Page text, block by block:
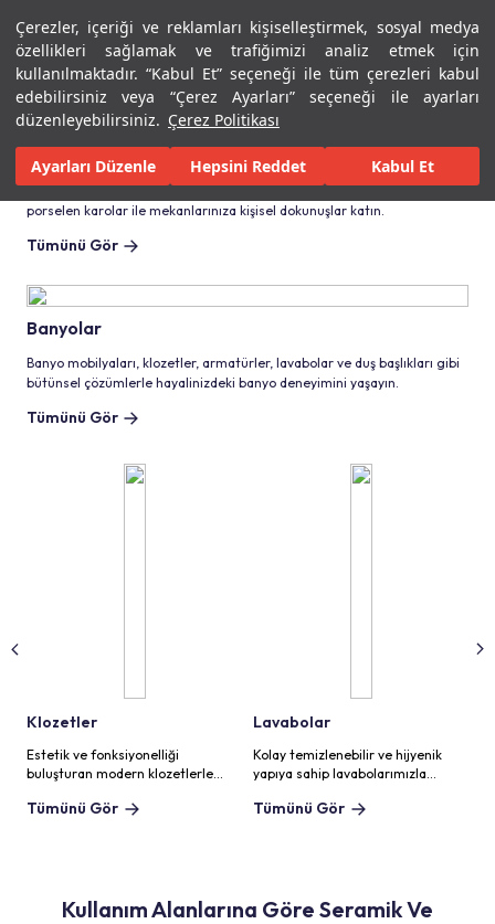
Çerezler, içeriği ve reklamları kişiselleştirmek, sosyal medya
özellikleri sağlamak ve trafiğimizi analiz etmek için
kullanılmaktadır. “Kabul Et” seçeneği ile tüm çerezleri kabul
edebilirsiniz veya “Çerez Ayarları” seçeneği ile ayarları
düzenleyebilirsiniz. Çerez Politikası
Ayarları Düzenle Hepsini Reddet Kabul Et
Menü Menü
1 2 3 4 5 7
Seramik ve Porselen Karolar
Zengin renk seçeneklerine ve modern desenlere sahip seramik ve
porselen karolar ile mekanlarınıza kişisel dokunuşlar katın.
Tümünü Gör
Banyolar
Banyo mobilyaları, klozetler, armatürler, lavabolar ve duş başlıkları gibi
bütünsel çözümlerle hayalinizdeki banyo deneyimini yaşayın.
Tümünü Gör
Klozetler
Estetik ve fonksiyonelliği
buluşturan modern klozetlerle
katın.
Tümünü Gör
Lavabolar
Kolay temizlenebilir ve hijyenik
yapıya sahip lavabolarımızla
Tümünü Gör
Kullanım Alanlarına Göre Seramik Ve